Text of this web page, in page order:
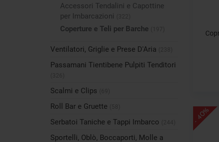
Accessori Tendalini e Capottine
per Imbarcazioni
Coperture e Teli per Barche
Ventilatori, Griglie e Prese D'Aria
Passamani Tientibene Pulpiti Tenditori
Scalmi e Clips
Roll Bar e Gruette
Serbatoi Taniche e Tappi Imbarco
Sportelli, Oblò, Boccaporti, Molle a
- 40%